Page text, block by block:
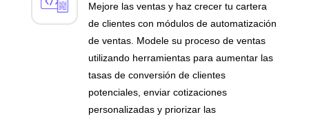
Mejore las ventas y haz crecer tu cartera
de clientes con módulos de automatización
de ventas. Modele su proceso de ventas
utilizando herramientas para aumentar las
tasas de conversión de clientes
potenciales, enviar cotizaciones
personalizadas y priorizar las